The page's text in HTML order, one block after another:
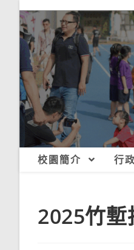
校園簡介 行
2025竹